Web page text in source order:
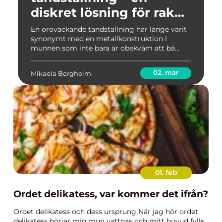
diskret lösning för raka
tänder
En oroväckande tandställning har länge varit
synonymt med en metallkonstruktion i
munnen som inte bara är obekväm att bä...
Mikaela Bergholm 02. mar
01. feb
Ordet delikatess, var kommer det ifrån?
Ordet delikatess och dess ursprung När jag hör ordet